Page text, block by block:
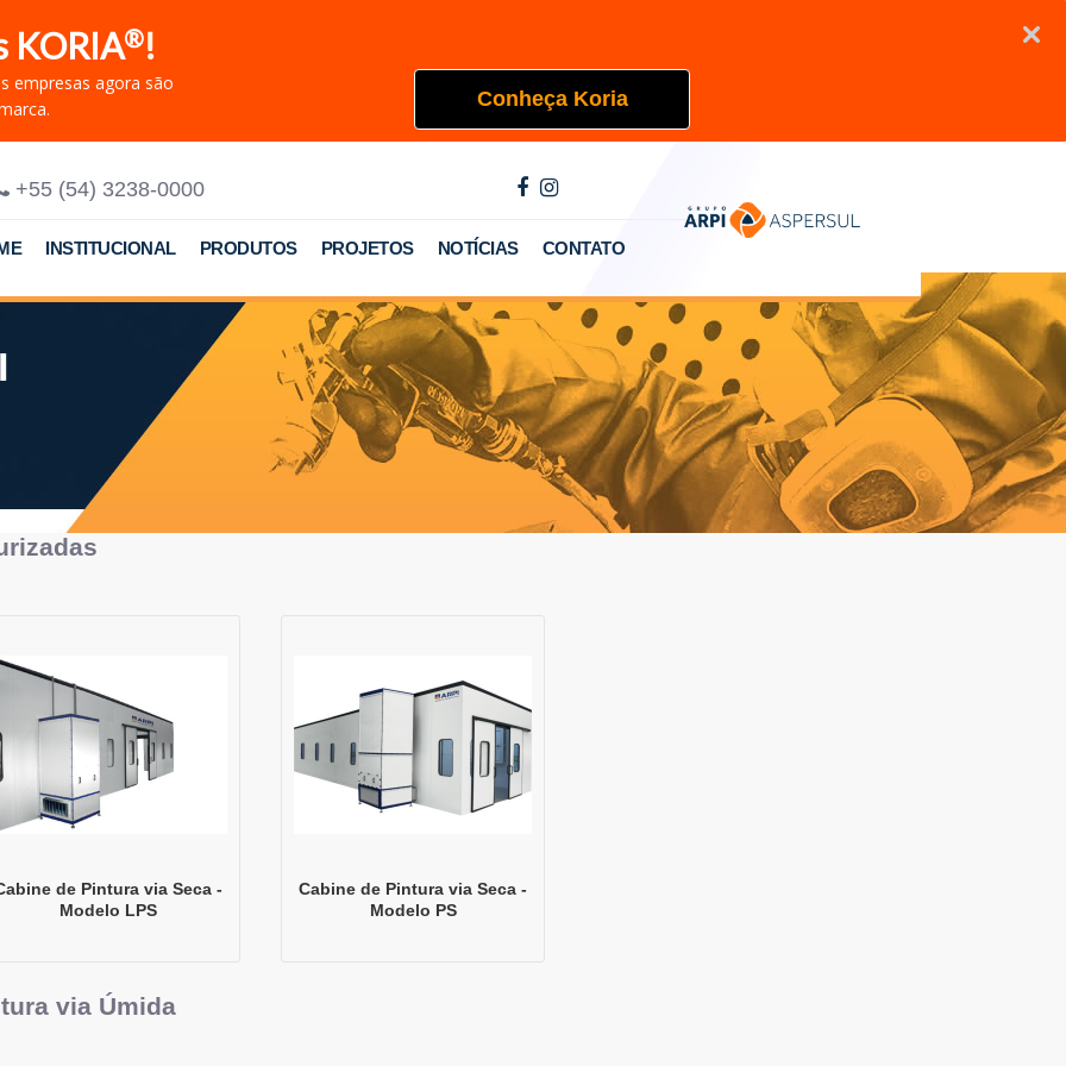
KORIA®!
empresas agora são
Conheça Koria
+55 (54) 3238-0000
INSTITUCIONAL PRODUTOS PROJETOS NOTÍCIAS CONTATO
de Pintura via Seca -
Modelo LPS
Cabine de Pintura via Seca -
Modelo PS
via Úmida